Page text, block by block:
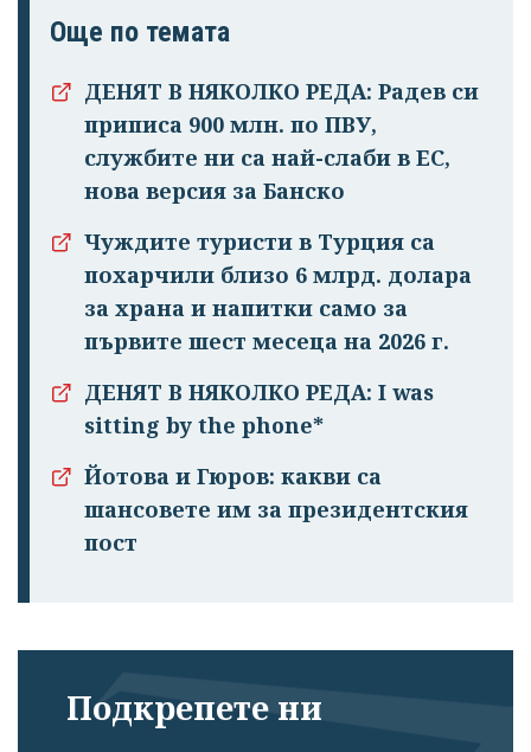
Още по темата
ДЕНЯТ В НЯКОЛКО РЕДА: Радев си
приписа 900 млн. по ПВУ,
службите ни са най-слаби в ЕС,
нова версия за Банско
Чуждите туристи в Турция са
похарчили близо 6 млрд. долара
за храна и напитки само за
първите шест месеца на 2026 г.
ДЕНЯТ В НЯКОЛКО РЕДА: I was
sitting by the phone*
Йотова и Гюров: какви са
шансовете им за президентския
пост
Подкрепете ни